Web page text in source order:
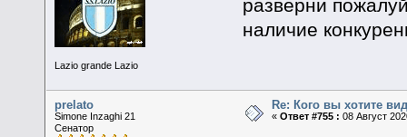
Lazio grande Lazio
разверни
наличие
prelato
Simone Inzaghi 21
Сенатор
Re: Кого вы хотите
«Ответ #755 : 08 Август